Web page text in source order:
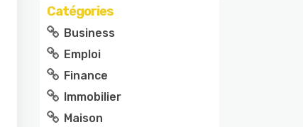
Catégories
Business
Emploi
Finance
Immobilier
Maison